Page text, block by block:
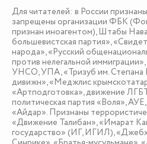
Для читателей: в России
запрещены организации ФБК
признан иноагентом), Штабы
большевистская партия»,
народа», «Русский
против нелегальной
УНСО, УПА, «Тризуб им. Степана
дивижн», «Меджлис
«Артподготовка», движение
политическая партия «Воля»,
«Айдар». Признаны
«Движение Талибан», «Имарат
государство» (ИГ, ИГИЛ),